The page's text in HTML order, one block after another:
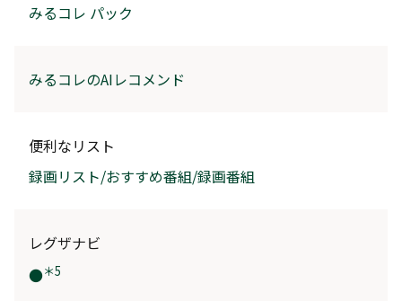
みるコレ パック
みるコレのAIレコメンド
便利なリスト
録画リスト/おすすめ番組/録画番組
レグザナビ
●＊5